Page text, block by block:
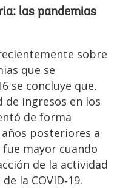
las pandemias
sobre
que se
se concluye que,
de ingresos en los
de forma
posteriores a
mayor cuando
de la actividad
la COVID‑19.